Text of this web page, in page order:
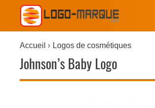
Accueil Logos de cosmétiques
Johnson’s Baby Logo